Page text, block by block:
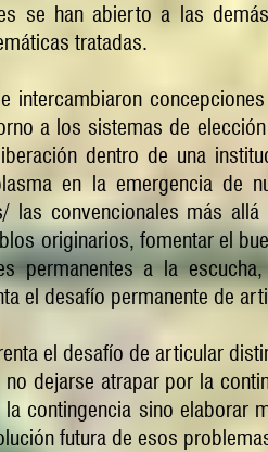
se han abierto a las
tratadas.
intercambiaron
a los sistemas de
dentro de una
en la emergencia de
las convencionales más
originarios, fomentar el
permanentes a la
el desafío permanente de
el desafío de articular
dejarse atrapar por la
contingencia sino elaborar
futura de esos